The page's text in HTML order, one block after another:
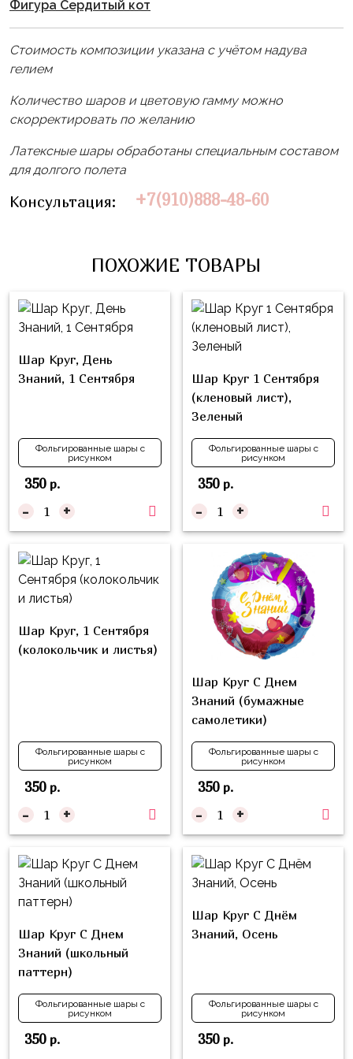
Фигура Сердитый кот
Стоимость композиции указана с учётом надува
гелием
Количество шаров и цветовую гамму можно
скорректировать по желанию
Латексные шары обработаны специальным составом
для долгого полета
Консультация: +7(910)888-48-60
ПОХОЖИЕ ТОВАРЫ
Шар Круг, День
Знаний, 1 Сентября
Фольгированные шары с
рисунком
350р.
- +
Шар Круг 1 Сентября
(кленовый лист),
Зеленый
Фольгированные шары с
рисунком
350р.
- +
Шар Круг, 1 Сентября
(колокольчик и листья)
Фольгированные шары с
рисунком
350р.
- +
Шар Круг С Днем
Знаний (бумажные
самолетики)
Фольгированные шары с
рисунком
350р.
- +
Шар Круг С Днем
Знаний (школьный
паттерн)
Фольгированные шары с
рисунком
350р.
Шар Круг С Днём
Знаний, Осень
Фольгированные шары с
рисунком
350р.
Фольга
см
91
см
Фольгированные
фигуры
Готовые
композиции
из
Шары
с
декором
Большие
шары
Ходячие
фигуры
сюрприз
шар
Буквы
Товары
Сервировка
Свечи
Бумажный
декор
Колпачки,
ободки
Гудки
Выпускной
Сентября
Хэллоуин
Свадьба
Мальчик
Ми-
мишки
Лёва
Пеппа
Сердце
Мой
Пони
Буба
Лунтик
Чебурашка
Черепашки-
ниндзя
Фиксики
Динозавры
Минни
Спорт
Мамы,
Бабушки
Для
Папы,
Дедушки
Тропики
Гарри
Поттер
Космос
Единороги
zakazsharoff@yandex.ru
г.
Бор,
ул.
62/2